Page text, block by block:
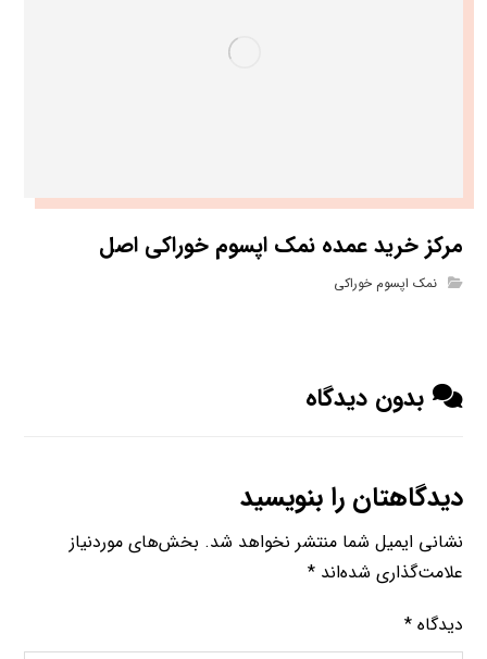
مرکز خرید عمده نمک اپسوم خوراکی اصل
نمک اپسوم خوراکی
بدون دیدگاه
دیدگاهتان را بنویسید
نشانی ایمیل شما منتشر نخواهد شد. بخش‌های موردنیاز
علامت‌گذاری شده‌اند*
دیدگاه*